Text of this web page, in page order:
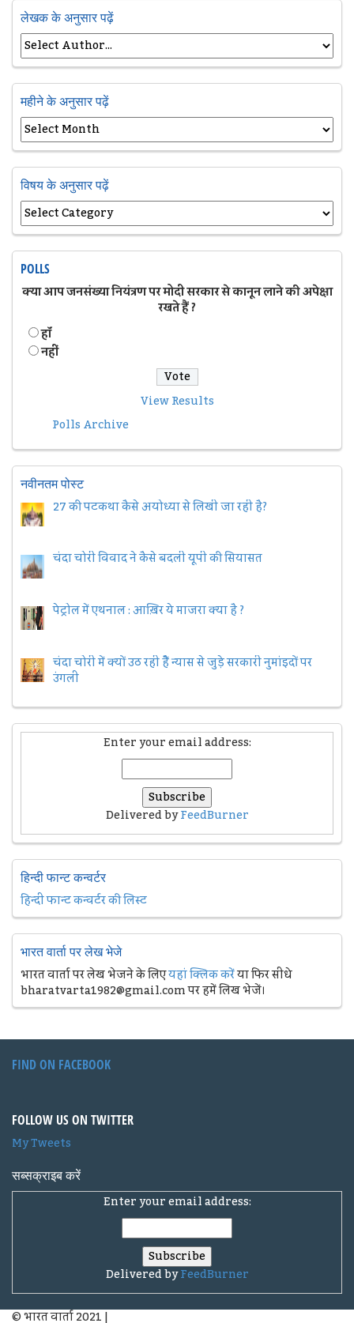
लेखक के अनुसार पढ़ें
महीने के अनुसार पढ़ें
विषय के अनुसार पढ़ें
POLLS
क्या आप जनसंख्या नियंत्रण पर मोदी सरकार से कानून लाने की अपेक्षा
रखते हैं ?
हॉं
नहीं
View Results
Polls Archive
नवीनतम पोस्ट
27 की पटकथा कैसे अयोध्या से लिखी जा रही है?
चंदा चोरी विवाद ने कैसे बदली यूपी की सियासत
पेट्रोल में एथनाल : आख़िर ये माजरा क्या है ?
चंदा चोरी में क्यों उठ रही हैैं न्यास से जुड़े सरकारी नुमांइदों पर
उंगली
Enter your email address:
Delivered byFeedBurner
हिन्दी फान्ट कन्वर्टर
हिन्दी फान्ट कन्वर्टर की लिस्ट
भारत वार्ता पर लेख भेजे
भारत वार्ता पर लेख भेजने के लिएयहां क्लिक करेंया फिर सीधे
bharatvarta1982@gmail.com पर हमें लिख भेजें।
FIND ON FACEBOOK
FOLLOW US ON TWITTER
My Tweets
सब्सक्राइब करें
Enter your email address:
Delivered byFeedBurner
© भारत वार्ता 2021|